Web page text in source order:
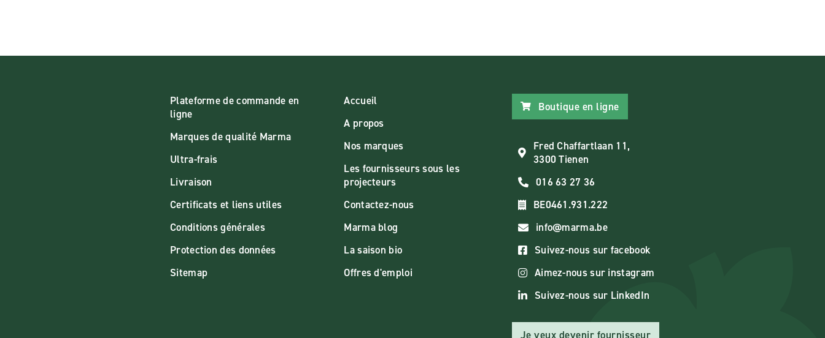
Plateforme de commande en
ligne
Marques de qualité Marma
Ultra-frais
Livraison
Certificats et liens utiles
Conditions générales
Protection des données
Sitemap
Accueil
A propos
Nos marques
Les fournisseurs sous les
projecteurs
Contactez-nous
Marma blog
La saison bio
Offres d'emploi
Boutique en ligne
Fred Chaffartlaan 11,
3300 Tienen
016 63 27 36
BE0461.931.222
info@marma.be
Suivez-nous sur facebook
Aimez-nous sur instagram
Suivez-nous sur LinkedIn
Je veux devenir fournisseur